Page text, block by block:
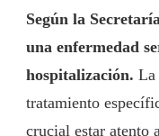
Según la
una enfermedad
hospitalización. La
tratamiento
crucial estar atento